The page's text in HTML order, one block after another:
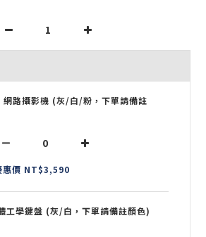
路攝影機 (灰/白/粉，下單請備註
惠價 NT$3,590
學鍵盤 (灰/白，下單請備註顏色)